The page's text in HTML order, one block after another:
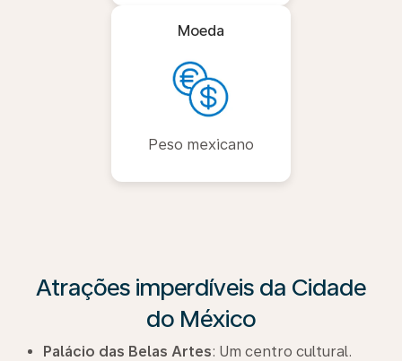
Moeda
Peso mexicano
Atrações imperdíveis da Cidade
do México
Palácio das Belas Artes: Um centro cultural.